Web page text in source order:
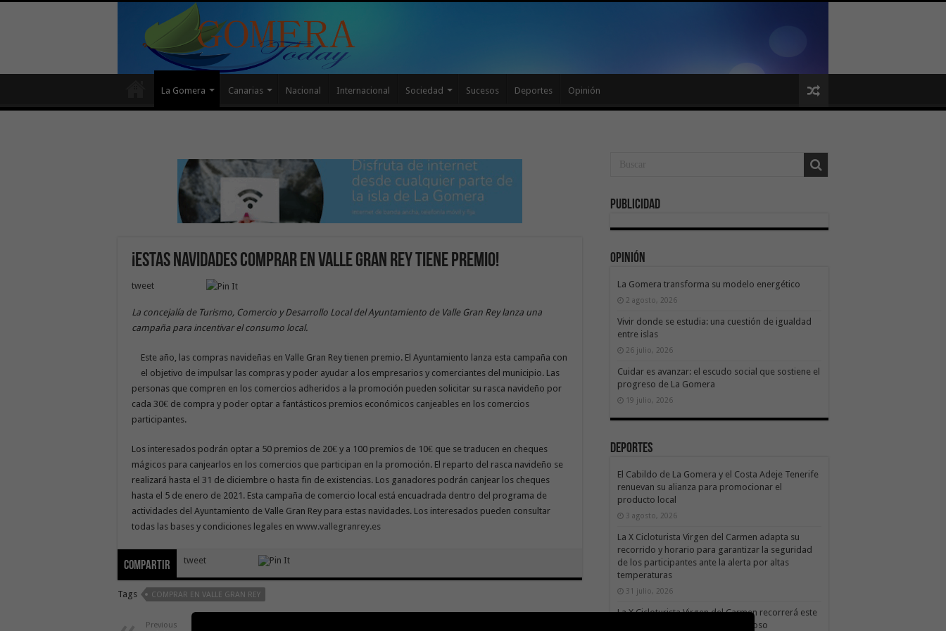
La Gomera Canarias Nacional Internacional Sociedad Sucesos Deportes Opinión
¡Estas navidades comprar en Valle Gran Rey tiene premio!
tweet
La concejalía de Turismo, Comercio y Desarrollo Local del Ayuntamiento de Valle Gran Rey lanza una
campaña para incentivar el consumo local.
Este año, las compras navideñas en Valle Gran Rey tienen premio. El Ayuntamiento lanza esta campaña con
el objetivo de impulsar las compras y poder ayudar a los empresarios y comerciantes del municipio. Las
personas que compren en los comercios adheridos a la promoción pueden solicitar su rasca navideño por
cada 30€ de compra y poder optar a fantásticos premios económicos canjeables en los comercios
participantes.
Los interesados podrán optar a 50 premios de 20€ y a 100 premios de 10€ que se traducen en cheques
mágicos para canjearlos en los comercios que participan en la promoción. El reparto del rasca navideño se
realizará hasta el 31 de diciembre o hasta fin de existencias. Los ganadores podrán canjear los cheques
hasta el 5 de enero de 2021. Esta campaña de comercio local está encuadrada dentro del programa de
actividades del Ayuntamiento de Valle Gran Rey para estas navidades. Los interesados pueden consultar
todas las bases y condiciones legales en www.vallegranrey.es
Compartir tweet
Tags COMPRAR EN VALLE GRAN REY
Previous
Publicidad
Opinión
La Gomera transforma su modelo energético
2 agosto, 2026
Vivir donde se estudia: una cuestión de igualdad
entre islas
26 julio, 2026
Cuidar es avanzar: el escudo social que sostiene el
progreso de La Gomera
19 julio, 2026
Deportes
El Cabildo de La Gomera y el Costa Adeje Tenerife
renuevan su alianza para promocionar el
producto local
3 agosto, 2026
La X Cicloturista Virgen del Carmen adapta su
recorrido y horario para garantizar la seguridad
de los participantes ante la alerta por altas
temperaturas
31 julio, 2026
La X Cicloturista Virgen del Carmen recorrerá este
sábado los paisajes de Vallehermoso